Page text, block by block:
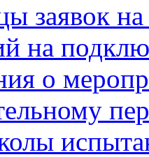
заявок
на
о